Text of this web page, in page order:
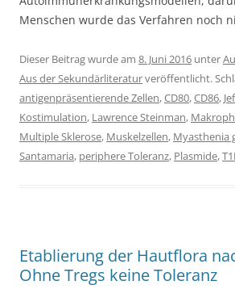
Menschen wurde das Verfahren noch
Dieser Beitrag wurde am 8. Juni 2016 unter
Aus der Sekundärliteraturveröffentlicht.
antigenpräsentierende Zellen,CD80,CD86,
Kostimulation, Lawrence Steinman,
Multiple Sklerose, Muskelzellen, Myasthenia
Santamaria, periphere Toleranz, Plasmide,
Etablierung der Hautflora
Ohne Tregs keine Toleranz